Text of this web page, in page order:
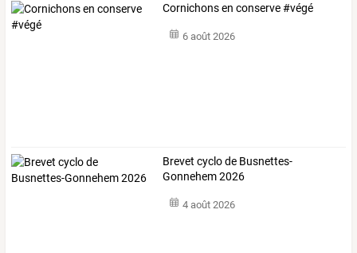
Cornichons en conserve #végé
6 août 2026
Brevet cyclo de Busnettes-
Gonnehem 2026
4 août 2026